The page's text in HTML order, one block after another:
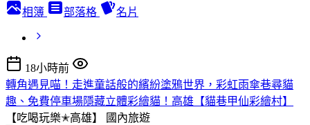
相簿 部落格 名片
18小時前
轉角遇見喵！走進童話般的繽紛塗鴉世界，彩虹雨傘巷尋貓
趣、免費停車場隱藏立體彩繪貓！高雄【貓巷甲仙彩繪村】
【吃喝玩樂✭高雄】
國內旅遊